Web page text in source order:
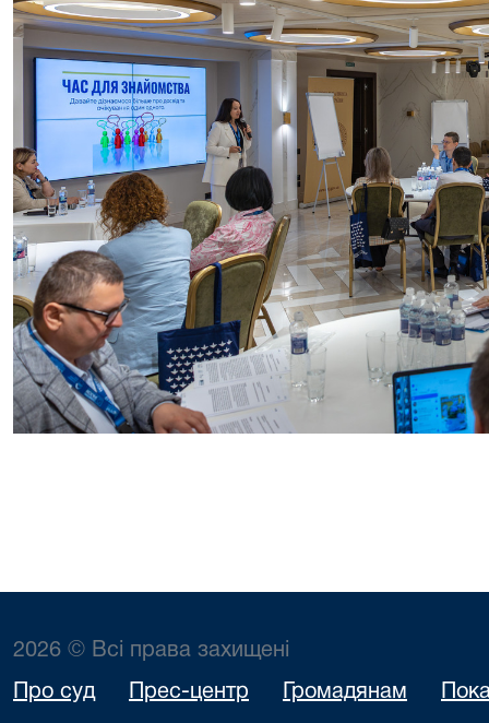
2026 © Всі права захищені
Про суд Прес-центр Громадянам